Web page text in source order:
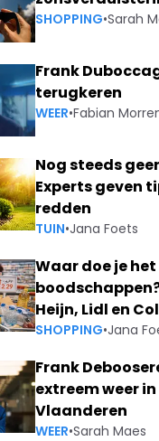
SHOPPING•Sarah
Frank
terugkeren
WEER•Fabian
Nog steeds
Experts geven
redden
TUIN•Jana Foets
Waar doe je
Heijn, Lidl en
SHOPPING•Jana
Frank
extreem weer
Vlaanderen
WEER•Sarah Maes